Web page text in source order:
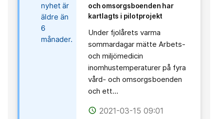
nyhet är
äldre än
6
månader.
och omsorgsboenden har
kartlagts i pilotprojekt
Under fjolårets varma
sommardagar mätte Arbets-
och miljömedicin
inomhustemperaturer på fyra
vård- och omsorgsboenden
och ett…
access_time 2021-03-15 09:01